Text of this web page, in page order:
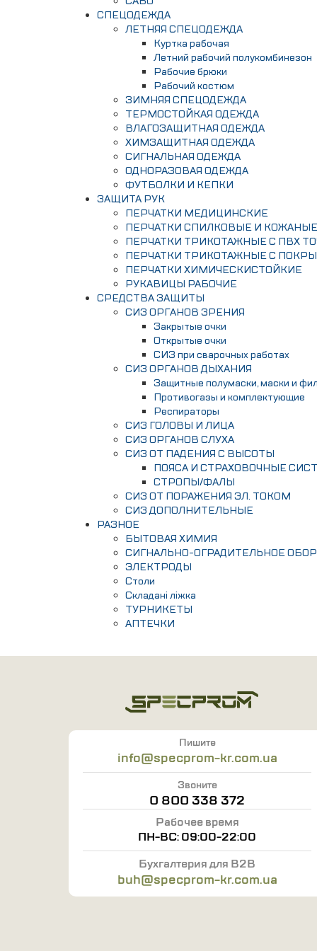
СПЕЦОДЕЖДА
ЛЕТНЯЯ СПЕЦОДЕЖДА
Куртка рабочая
Летний рабочий полукомбинезон
Рабочие брюки
Рабочий костюм
ЗИМНЯЯ СПЕЦОДЕЖДА
ТЕРМОСТОЙКАЯ ОДЕЖДА
ВЛАГОЗАЩИТНАЯ ОДЕЖДА
ХИМЗАЩИТНАЯ ОДЕЖДА
СИГНАЛЬНАЯ ОДЕЖДА
ОДНОРАЗОВАЯ ОДЕЖДА
ФУТБОЛКИ И КЕПКИ
ЗАЩИТА РУК
ПЕРЧАТКИ МЕДИЦИНСКИЕ
ПЕРЧАТКИ СПИЛКОВЫЕ И КОЖАНЫЕ
ПЕРЧАТКИ ТРИКОТАЖНЫЕ С ПВХ
ПЕРЧАТКИ ТРИКОТАЖНЫЕ С
ПЕРЧАТКИ ХИМИЧЕСКИСТОЙКИЕ
РУКАВИЦЫ РАБОЧИЕ
СРЕДСТВА ЗАЩИТЫ
СИЗ ОРГАНОВ ЗРЕНИЯ
Закрытые очки
Открытые очки
СИЗ при сварочных работах
СИЗ ОРГАНОВ ДЫХАНИЯ
Защитные полумаски, маски и
Противогазы и комплектующие
Респираторы
СИЗ ГОЛОВЫ И ЛИЦА
СИЗ ОРГАНОВ СЛУХА
СИЗ ОТ ПАДЕНИЯ С ВЫСОТЫ
ПОЯСА И СТРАХОВОЧНЫЕ
СТРОПЫ/ФАЛЫ
СИЗ ОТ ПОРАЖЕНИЯ ЭЛ. ТОКОМ
СИЗ ДОПОЛНИТЕЛЬНЫЕ
РАЗНОЕ
БЫТОВАЯ ХИМИЯ
СИГНАЛЬНО-ОГРАДИТЕЛЬНОЕ
ЭЛЕКТРОДЫ
Столи
Складані ліжка
ТУРНИКЕТЫ
АПТЕЧКИ
Пишите
info@specprom-kr.com.ua
Звоните
0 800 338 372
Рабочее время
ПН-ВС: 09:00-22:00
Бухгалтерия для B2B
buh@specprom-kr.com.ua